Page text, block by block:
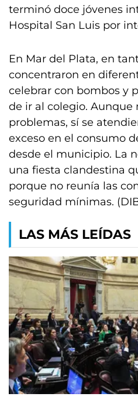
terminó doce jóvenes
Hospital San Luis por
En Mar del Plata, en
concentraron en
celebrar con bombos y
de ir al colegio. Aunque
problemas, sí se
exceso en el consumo
desde el municipio. La
una fiesta clandestina
porque no reunía las
seguridad mínimas.
LAS MÁS LEÍDAS